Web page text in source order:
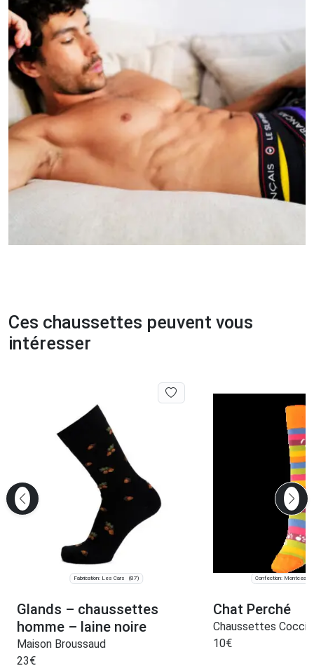
Ces chaussettes peuvent vous
intéresser
Fabrication: Les Cars (87)
Glands – chaussettes
homme – laine noire
Maison Broussaud
23€
Confection: Montceau-
Chat Perché
Chaussettes
10€